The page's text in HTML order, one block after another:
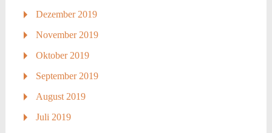
Dezember 2019
November 2019
Oktober 2019
September 2019
August 2019
Juli 2019